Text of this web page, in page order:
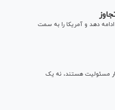
دهد و آمریکا را به سمت
مسئولیت هستند، نه یک